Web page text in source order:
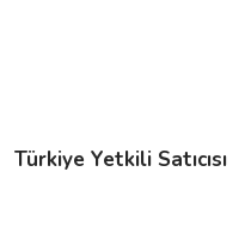
Türkiye Yetkili Satıcısı